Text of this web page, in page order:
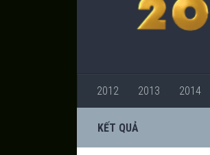
2012 2013 2014
KẾT QUẢ